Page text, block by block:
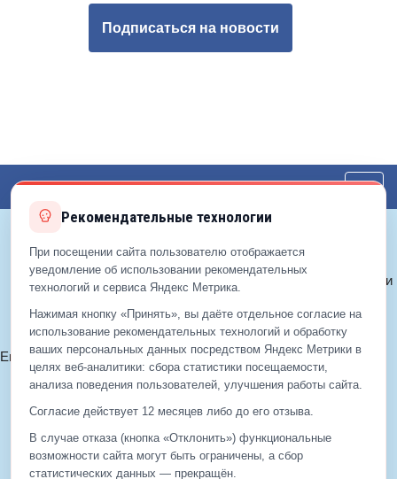
Подписаться на новости
© 2012—2026 ЕДС-Реутов
Политика конфиденциальности
Согласие на обработку ПДн
Email:info@eds-reutov.ru
+7 (499)929-99-99
+7 (495)512-00-11
+7 (499)929-99-99
Рекомендательные технологии
При посещении сайта пользователю отображается
уведомление об использовании рекомендательных
технологий и сервиса Яндекс Метрика.
Нажимая кнопку «Принять», вы даёте отдельное согласие на
использование рекомендательных технологий и обработку
ваших персональных данных посредством Яндекс Метрики в
целях веб‑аналитики: сбора статистики посещаемости,
анализа поведения пользователей, улучшения работы сайта.
Согласие действует 12 месяцев либо до его отзыва.
В случае отказа (кнопка «Отклонить») функциональные
возможности сайта могут быть ограничены, а сбор
статистических данных — прекращён.